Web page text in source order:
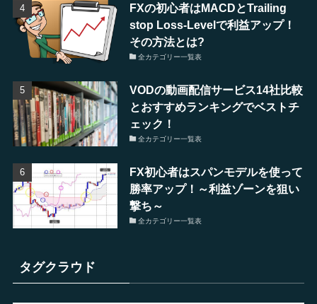
FXの初心者はMACDとTrailing
stop Loss-Levelで利益アップ！
その方法とは?
全カテゴリー一覧表
VODの動画配信サービス14社比較
とおすすめランキングでベストチ
ェック！
全カテゴリー一覧表
FX初心者はスパンモデルを使って
勝率アップ！～利益ゾーンを狙い
撃ち～
全カテゴリー一覧表
タグクラウド